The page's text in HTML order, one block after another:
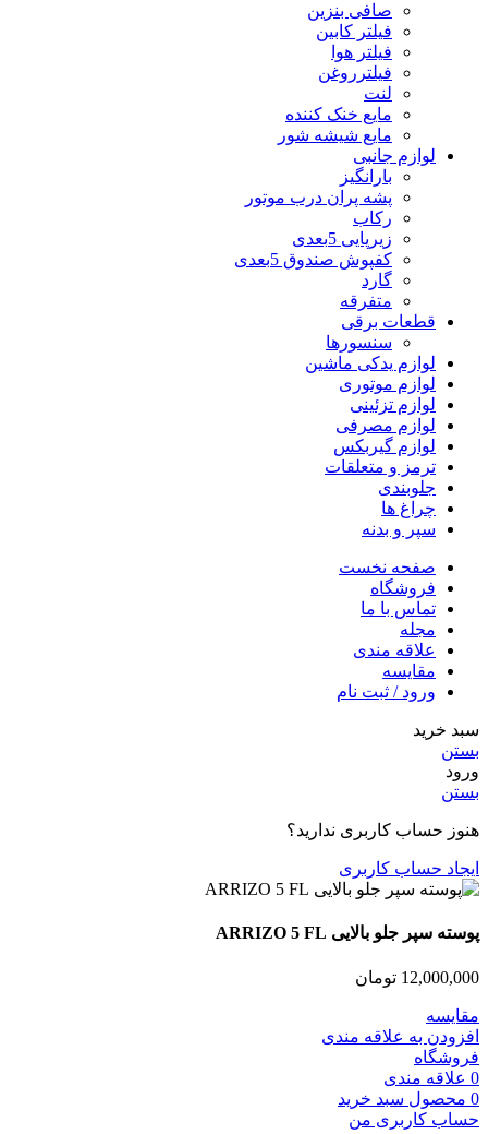
صافی بنزین
فیلتر کابین
فیلتر هوا
فیلترروغن
لنت
مایع خنک کننده
مایع شیشه شور
لوازم جانبی
بارانگیز
پشه پران درب موتور
رکاب
زیرپایی 5بعدی
کفپوش صندوق 5بعدی
گارد
متفرقه
قطعات برقی
سنسورها
لوازم یدکی ماشین
لوازم موتوری
لوازم تزئینی
لوازم مصرفی
لوازم گیربکس
ترمز و متعلقات
جلوبندی
چراغ ها
سپر و بدنه
صفحه نخست
فروشگاه
تماس با ما
مجله
علاقه مندی
مقایسه
ورود / ثبت نام
سبد خرید
بستن
ورود
بستن
هنوز حساب کاربری ندارید؟
ایجاد حساب کاربری
پوسته سپر جلو بالایی ARRIZO 5 FL
12,000,000 تومان
مقایسه
افزودن به علاقه مندی
فروشگاه
0 علاقه مندی
0 محصول سبد خرید
حساب کاربری من